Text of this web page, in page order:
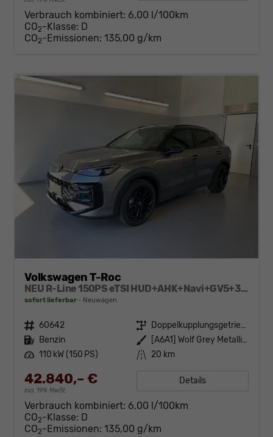
Verbrauch kombiniert: 6,00 l/100km
CO2-Klasse: D
CO2-Emissionen: 135,00 g/km
Volkswagen T-Roc
NEU R-Line 150PS eTSI HUD+AHK+Navi+GV5+360°+IQ.Light+Parklenk+eHeck+BlackStyle
sofort lieferbar Neuwagen
Fahrzeugnr. 60642 Getriebe
Doppelkupplungsgetriebe (DSG)
Kraftstoff Benzin Außenfarbe
[A6A1] Wolf Grey Metallic / Dach Schwarz
Leistung 110 kW (150 PS) Kilometerstand 20 km
42.840,– €
incl. 19% MwSt.
Details
Verbrauch kombiniert: 6,00 l/100km
CO2-Klasse: D
CO2-Emissionen: 135,00 g/km